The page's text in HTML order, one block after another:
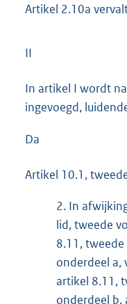
Artikel 2.10a
II
In artikel I wordt
ingevoegd,
Da
Artikel 10.1,
2. In
lid, tweede
8.11,
onderdeel a,
artikel 8.11,
onderdeel b,